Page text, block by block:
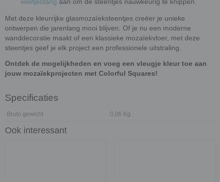
Met deze kleurrijke glasmozaïeksteentjes creëer je unieke
ontwerpen die jarenlang mooi blijven. Of je nu een moderne
wanddecoratie maakt of een klassieke mozaïekvloer, met deze
steentjes geef je elk project een professionele uitstraling.
Ontdek de mogelijkheden en voeg een vleugje kleur toe aan
jouw mozaïekprojecten met Colorful Squares!
Specificaties
Bruto gewicht 0,06 Kg
Ook interessant